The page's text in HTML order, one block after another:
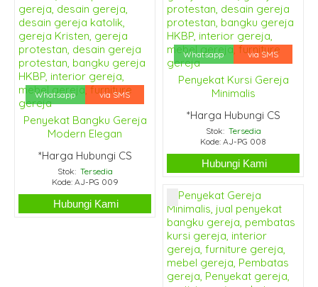
Whatsapp via SMS
Penyekat Bangku Gereja
Modern Elegan
*Harga Hubungi CS
Stok: Tersedia
Kode: AJ-PG 009
Hubungi Kami
Whatsapp via SMS
Penyekat Kursi Gereja
Minimalis
*Harga Hubungi CS
Stok: Tersedia
Kode: AJ-PG 008
Hubungi Kami